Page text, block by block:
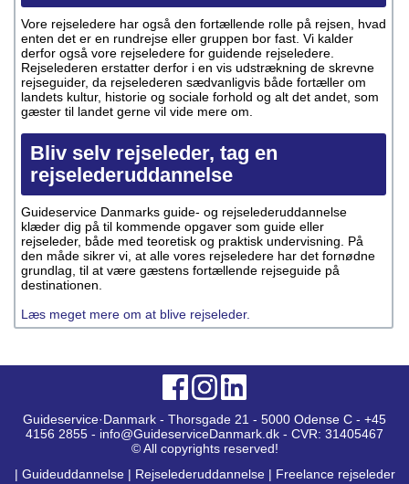
Vore rejseledere har også den fortællende rolle på rejsen, hvad
enten det er en rundrejse eller gruppen bor fast. Vi kalder
derfor også vore rejseledere for guidende rejseledere.
Rejselederen erstatter derfor i en vis udstrækning de skrevne
rejseguider, da rejselederen sædvanligvis både fortæller om
landets kultur, historie og sociale forhold og alt det andet, som
gæster til landet gerne vil vide mere om.
Bliv selv rejseleder, tag en
rejselederuddannelse
Guideservice Danmarks guide- og rejselederuddannelse
klæder dig på til kommende opgaver som guide eller
rejseleder, både med teoretisk og praktisk undervisning. På
den måde sikrer vi, at alle vores rejseledere har det fornødne
grundlag, til at være gæstens fortællende rejseguide på
destinationen.
Læs meget mere om at blive rejseleder.
Guideservice·Danmark - Thorsgade 21 - 5000 Odense C - +45
4156 2855 - info@GuideserviceDanmark.dk - CVR: 31405467
© All copyrights reserved!
| Guideuddannelse | Rejselederuddannelse | Freelance rejseleder